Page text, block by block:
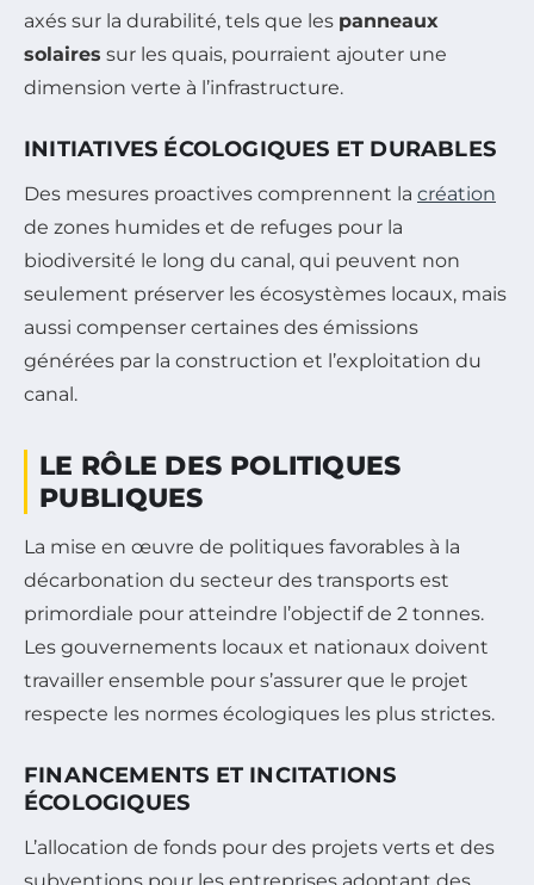
axés sur la durabilité, tels que les panneaux
solaires sur les quais, pourraient ajouter une
dimension verte à l’infrastructure.
INITIATIVES ÉCOLOGIQUES ET DURABLES
Des mesures proactives comprennent la création
de zones humides et de refuges pour la
biodiversité le long du canal, qui peuvent non
seulement préserver les écosystèmes locaux, mais
aussi compenser certaines des émissions
générées par la construction et l’exploitation du
canal.
LE RÔLE DES POLITIQUES
PUBLIQUES
La mise en œuvre de politiques favorables à la
décarbonation du secteur des transports est
primordiale pour atteindre l’objectif de 2 tonnes.
Les gouvernements locaux et nationaux doivent
travailler ensemble pour s’assurer que le projet
respecte les normes écologiques les plus strictes.
FINANCEMENTS ET INCITATIONS
ÉCOLOGIQUES
L’allocation de fonds pour des projets verts et des